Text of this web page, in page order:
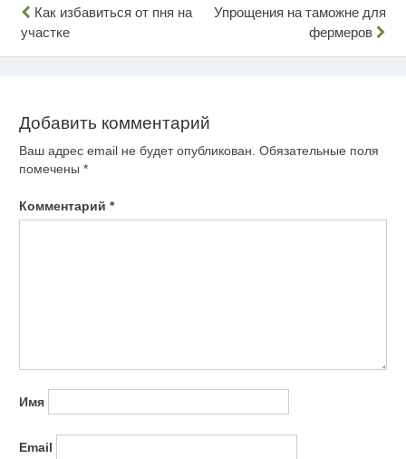
Навигация
по
Как избавиться от пня на
участке
Упрощения на таможне для
фермеров
Добавить комментарий
Ваш адрес email не будет опубликован. Обязательные поля
помечены *
Комментарий *
Имя
Email